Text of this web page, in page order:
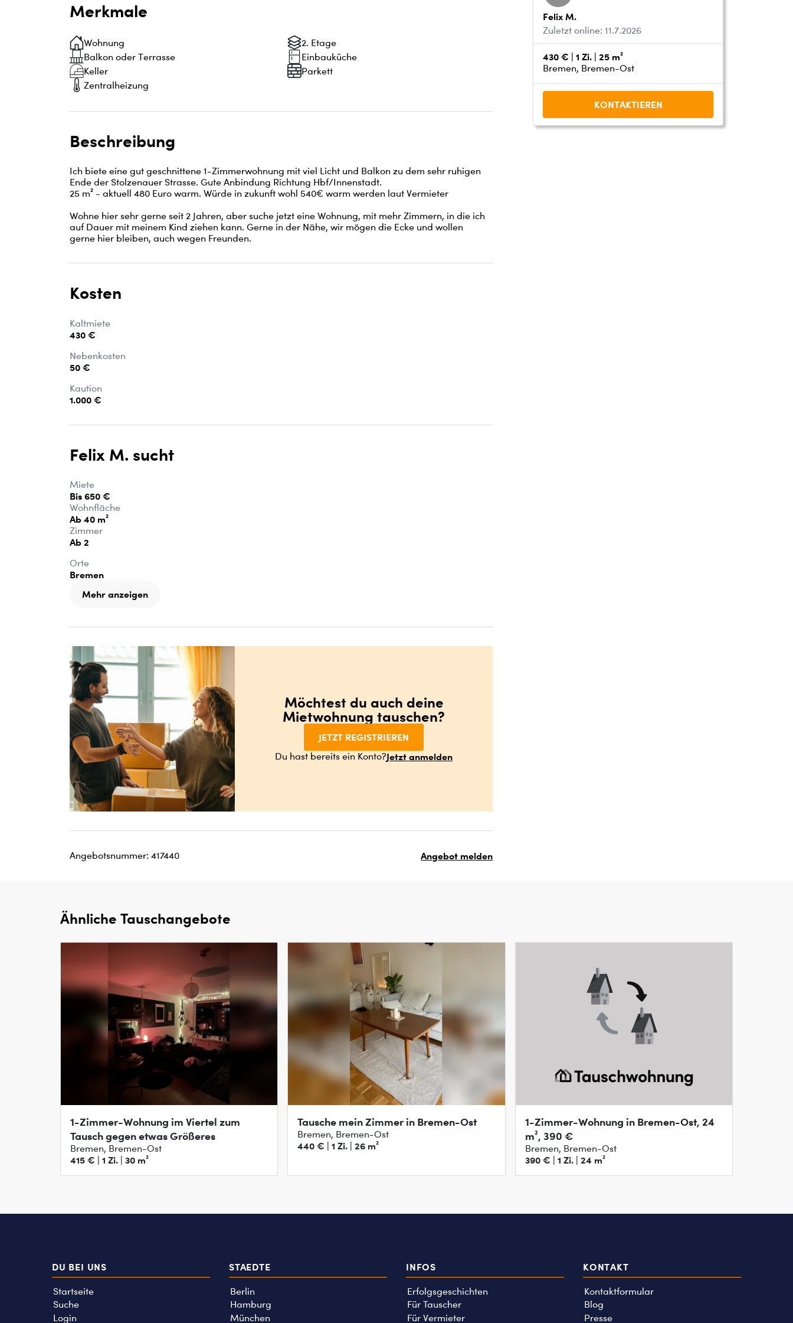
Merkmale
Wohnung
Balkon oder Terrasse
Keller
Zentralheizung
2. Etage
Einbauküche
Parkett
Beschreibung
Ich biete eine gut geschnittene 1-Zimmerwohnung mit viel Licht und Balkon zu dem sehr ruhigen
Ende der Stolzenauer Strasse. Gute Anbindung Richtung Hbf/Innenstadt.
25 m² - aktuell 480 Euro warm. Würde in zukunft wohl 540€ warm werden laut Vermieter
Wohne hier sehr gerne seit 2 Jahren, aber suche jetzt eine Wohnung, mit mehr Zimmern, in die ich
auf Dauer mit meinem Kind ziehen kann. Gerne in der Nähe, wir mögen die Ecke und wollen
gerne hier bleiben, auch wegen Freunden.
Kosten
Kaltmiete
430 €
Nebenkosten
50 €
Kaution
1.000 €
Felix M. sucht
Miete
Bis 650 €
Wohnfläche
Ab 40 m²
Zimmer
Ab 2
Orte
Bremen
Mehr anzeigen
Möchtest du auch deine
Mietwohnung tauschen?
JETZT REGISTRIEREN
Du hast bereits ein Konto?Jetzt anmelden
Angebotsnummer: 417440 Angebot melden
Felix M.
Zuletzt online: 11.7.2026
430 € | 1 Zi. | 25 m²
Bremen, Bremen-Ost
KONTAKTIEREN
Ähnliche Tauschangebote
1-Zimmer-Wohnung im Viertel zum
Tausch gegen etwas Größeres
Bremen, Bremen-Ost
415 € | 1 Zi. | 30 m²
Tausche mein Zimmer in Bremen-Ost
Bremen, Bremen-Ost
440 € | 1 Zi. | 26 m²
1-Zimmer-Wohnung in Bremen-Ost, 24
m², 390 €
Bremen, Bremen-Ost
390 € | 1 Zi. | 24 m²
DU BEI UNS
Startseite
Suche
Login
STAEDTE
Berlin
Hamburg
München
INFOS
Erfolgsgeschichten
Für Tauscher
Für Vermieter
KONTAKT
Kontaktformular
Blog
Presse